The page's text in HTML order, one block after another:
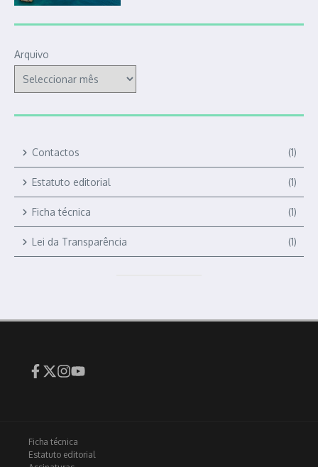
Arquivo
Contactos (1)
Estatuto editorial (1)
Ficha técnica (1)
Lei da Transparência (1)
Ficha técnica
Estatuto editorial